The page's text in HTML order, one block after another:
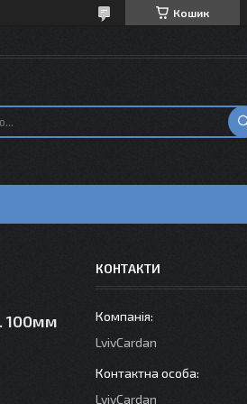
Кошик
100мм
КОНТАКТИ
LvivCardan
LvivCardan